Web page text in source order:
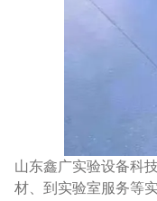
山东鑫广实验设备科
材、到实验室服务等